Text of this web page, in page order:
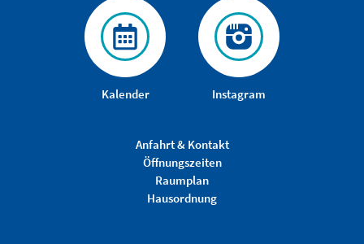
Kalender Instagram
Anfahrt & Kontakt
Öffnungszeiten
Raumplan
Hausordnung